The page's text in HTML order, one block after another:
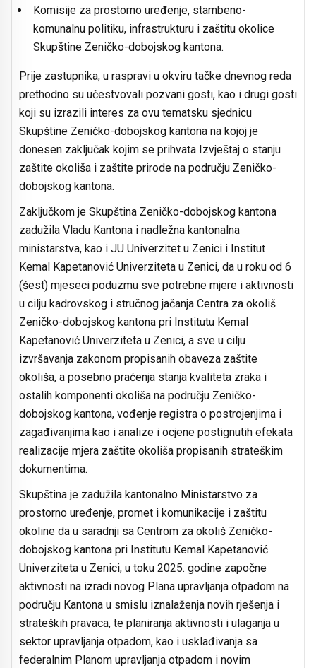
Komisije za prostorno uređenje, stambeno-
komunalnu politiku, infrastrukturu i zaštitu okolice
Skupštine Zeničko-dobojskog kantona.
Prije zastupnika, u raspravi u okviru tačke dnevnog reda
prethodno su učestvovali pozvani gosti, kao i drugi gosti
koji su izrazili interes za ovu tematsku sjednicu
Skupštine Zeničko-dobojskog kantona na kojoj je
donesen zaključak kojim se prihvata Izvještaj o stanju
zaštite okoliša i zaštite prirode na području Zeničko-
dobojskog kantona.
Zaključkom je Skupština Zeničko-dobojskog kantona
zadužila Vladu Kantona i nadležna kantonalna
ministarstva, kao i JU Univerzitet u Zenici i Institut
Kemal Kapetanović Univerziteta u Zenici, da u roku od 6
(šest) mjeseci poduzmu sve potrebne mjere i aktivnosti
u cilju kadrovskog i stručnog jačanja Centra za okoliš
Zeničko-dobojskog kantona pri Institutu Kemal
Kapetanović Univerziteta u Zenici, a sve u cilju
izvršavanja zakonom propisanih obaveza zaštite
okoliša, a posebno praćenja stanja kvaliteta zraka i
ostalih komponenti okoliša na području Zeničko-
dobojskog kantona, vođenje registra o postrojenjima i
zagađivanjima kao i analize i ocjene postignutih efekata
realizacije mjera zaštite okoliša propisanih strateškim
dokumentima.
Skupština je zadužila kantonalno Ministarstvo za
prostorno uređenje, promet i komunikacije i zaštitu
okoline da u saradnji sa Centrom za okoliš Zeničko-
dobojskog kantona pri Institutu Kemal Kapetanović
Univerziteta u Zenici, u toku 2025. godine započne
aktivnosti na izradi novog Plana upravljanja otpadom na
području Kantona u smislu iznalaženja novih rješenja i
strateških pravaca, te planiranja aktivnosti i ulaganja u
sektor upravljanja otpadom, kao i usklađivanja sa
federalnim Planom upravljanja otpadom i novim